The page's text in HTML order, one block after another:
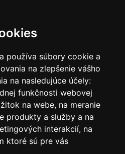
používa súbory cookie a
na zlepšenie vášho
na nasledujúce účely:
funkčnosti webovej
na webe, na meranie
produkty a služby a na
interakcií, na
ktoré sú pre vás